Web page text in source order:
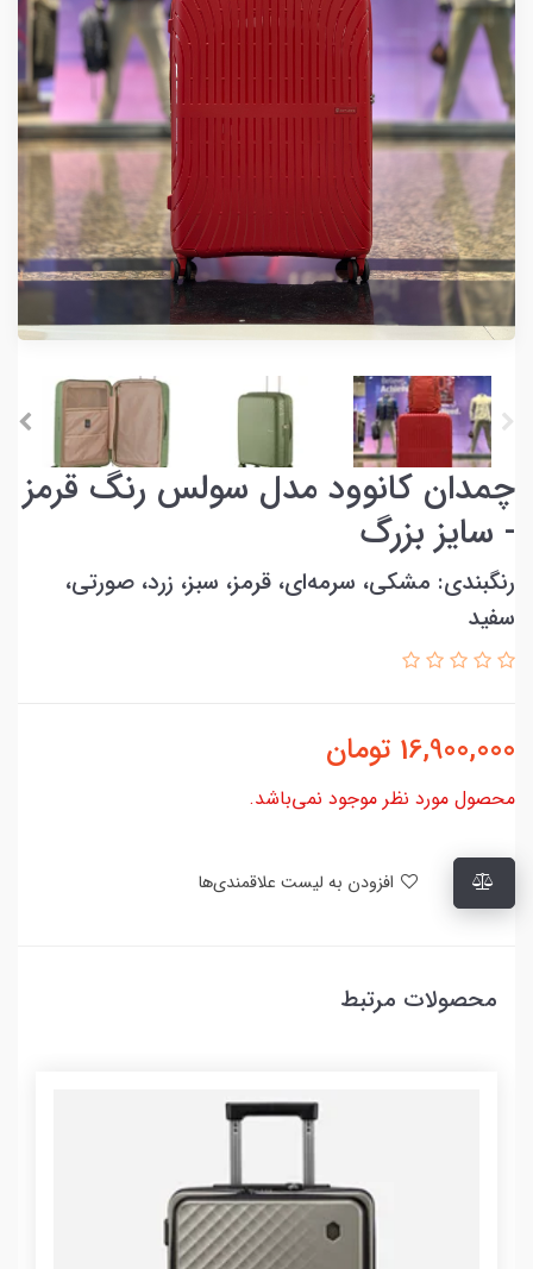
چمدان کانوود مدل سولس رنگ قرمز
- سایز بزرگ
رنگبندی: مشکی، سرمه‌ای، قرمز، سبز، زرد، صورتی،
سفید
16,900,000 تومان
محصول مورد نظر موجود نمی‌باشد.
محصولات مرتبط